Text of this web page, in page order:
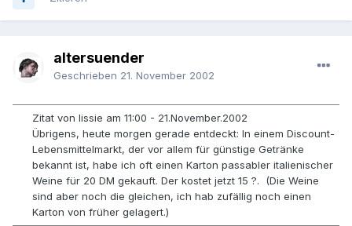
altersuender
Geschrieben 21. November 2002
Zitat von lissie am 11:00 - 21.November.2002
Übrigens, heute morgen gerade entdeckt: In einem Discount-
Lebensmittelmarkt, der vor allem für günstige Getränke
bekannt ist, habe ich oft einen Karton passabler italienischer
Weine für 20 DM gekauft. Der kostet jetzt 15 ?. (Die Weine
sind aber noch die gleichen, ich hab zufällig noch einen
Karton von früher gelagert.)